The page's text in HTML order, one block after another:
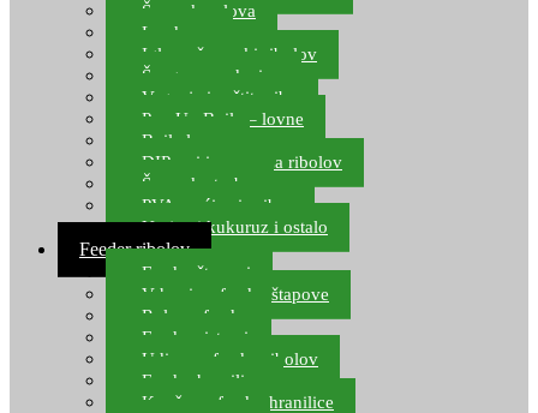
Šaranska olova
Leadcore
Igle za šaranski ribolov
Špage, upredenice
Vaganje i zaštita ribe
Pop Up Boile – lovne
Boile lovne
DIP-ovi i arome za ribolov
Šaranske torbe
PVA vrećice i pribor
Umjetni kukuruz i ostalo
Feeder ribolov
Feeder štapovi
Vrhovi za feeder štapove
Role za feeder
Feeder sistemi
Udice za feeder ribolov
Feeder hranilice
Kopče za feeder hranilice